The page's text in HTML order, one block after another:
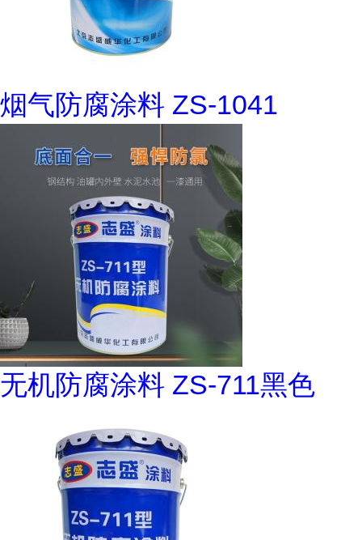
烟气防腐涂料 ZS-1041
无机防腐涂料 ZS-711黑色